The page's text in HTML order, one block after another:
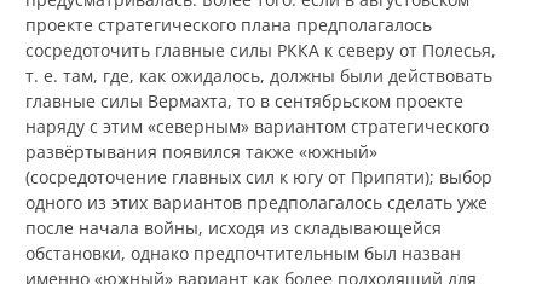
проекте стратегического плана предполагалось
сосредоточить главные силы РККА к северу от Полесья,
т. е. там, где, как ожидалось, должны были действовать
главные силы Вермахта, то в сентябрьском проекте
наряду с этим «северным» вариантом стратегического
развёртывания появился также «южный»
(сосредоточение главных сил к югу от Припяти); выбор
одного из этих вариантов предполагалось сделать уже
после начала войны, исходя из складывающейся
обстановки, однако предпочтительным был назван
именно «южный» вариант как более подходящий для